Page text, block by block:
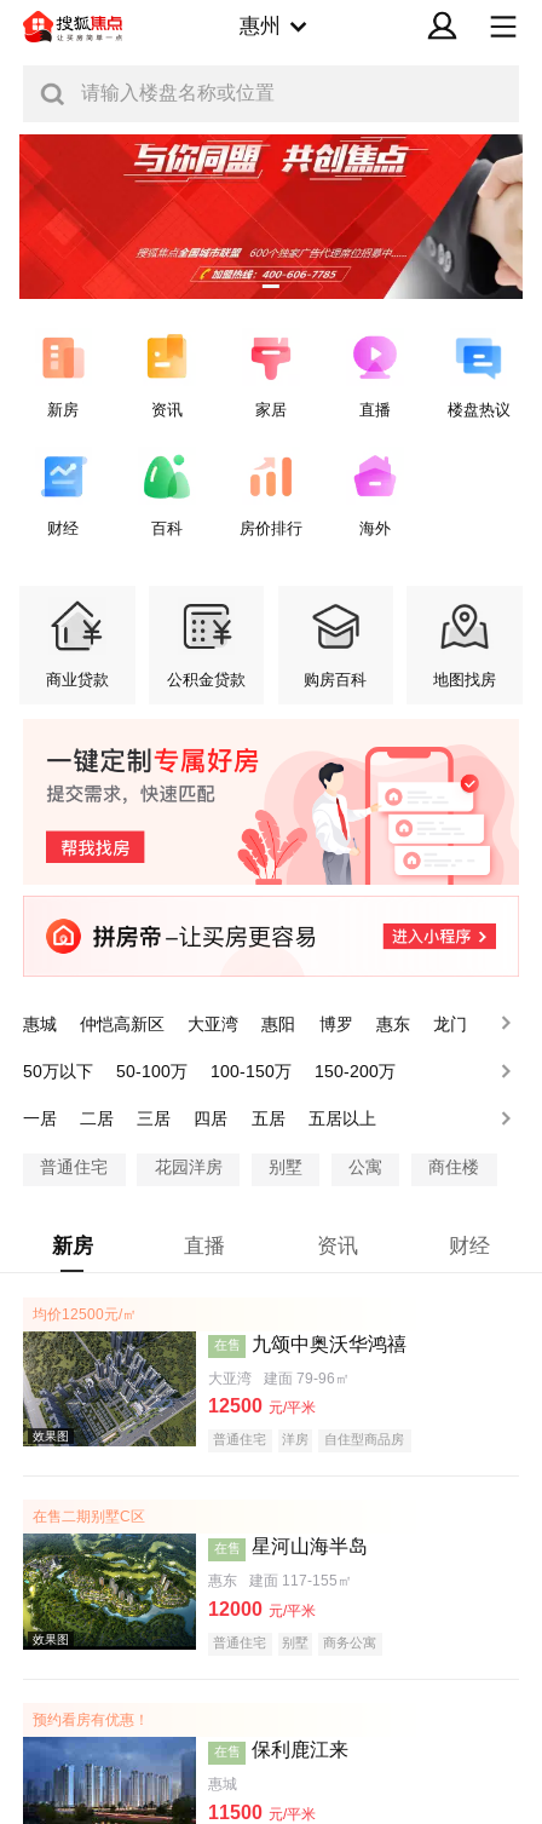
惠州
请输入楼盘名称或位置
新房 资讯 家居 直播 楼盘热议
财经 百科 房价排行 海外
商业贷款 公积金贷款 购房百科 地图找房
惠城 仲恺高新区 大亚湾 惠阳 博罗 惠东 龙门
50万以下 50-100万 100-150万
150-200万
一居
二居 三居 四居 五居 五居以上
普通住宅 花园洋房 别墅 公寓 商住楼
新房 直播 资讯 财经
均价12500元/㎡
效果图
在售 九颂中奥沃华鸿禧
大亚湾 建面 79-96㎡
12500 元/平米
普通住宅 洋房 自住型商品房
在售二期别墅C区
在售 星河山海半岛
惠东 建面 117-155㎡
12000 元/平米
普通住宅 别墅 商务公寓
预约看房有优惠！
在售 保利鹿江来
惠城
11500 元/平米